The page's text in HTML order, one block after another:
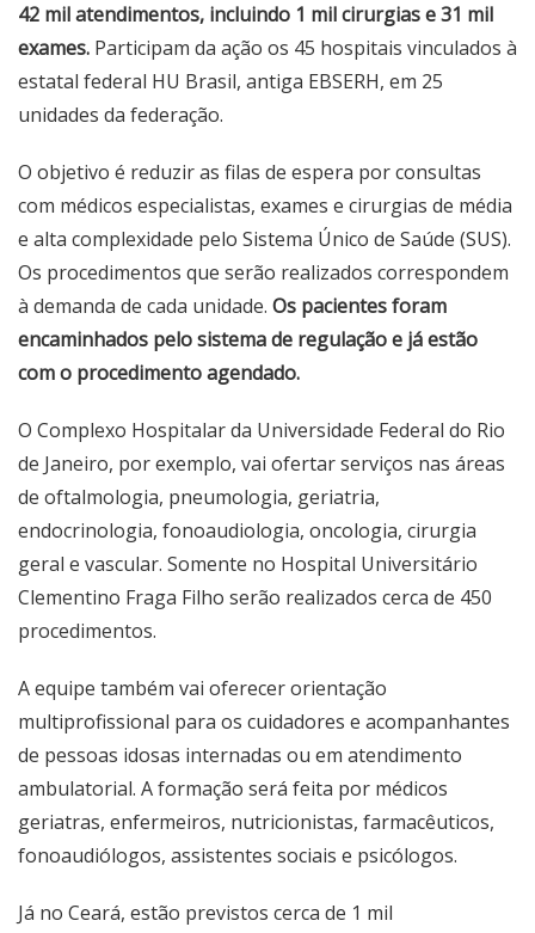
42 mil atendimentos, incluindo 1 mil cirurgias e 31 mil
exames. Participam da ação os 45 hospitais vinculados à
estatal federal HU Brasil, antiga EBSERH, em 25
unidades da federação.
O objetivo é reduzir as filas de espera por consultas
com médicos especialistas, exames e cirurgias de média
e alta complexidade pelo Sistema Único de Saúde (SUS).
Os procedimentos que serão realizados correspondem
à demanda de cada unidade. Os pacientes foram
encaminhados pelo sistema de regulação e já estão
com o procedimento agendado.
O Complexo Hospitalar da Universidade Federal do Rio
de Janeiro, por exemplo, vai ofertar serviços nas áreas
de oftalmologia, pneumologia, geriatria,
endocrinologia, fonoaudiologia, oncologia, cirurgia
geral e vascular. Somente no Hospital Universitário
Clementino Fraga Filho serão realizados cerca de 450
procedimentos.
A equipe também vai oferecer orientação
multiprofissional para os cuidadores e acompanhantes
de pessoas idosas internadas ou em atendimento
ambulatorial. A formação será feita por médicos
geriatras, enfermeiros, nutricionistas, farmacêuticos,
fonoaudiólogos, assistentes sociais e psicólogos.
Já no Ceará, estão previstos cerca de 1 mil